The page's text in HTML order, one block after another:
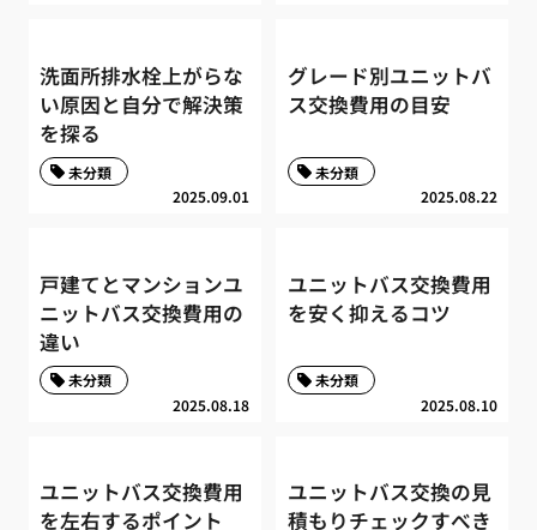
洗面所排水栓上がらな
い原因と自分で解決策
を探る
2025.09.01
未分類
グレード別ユニットバ
ス交換費用の目安
2025.08.22
未分類
戸建てとマンションユ
ニットバス交換費用の
違い
2025.08.18
未分類
ユニットバス交換費用
を安く抑えるコツ
2025.08.10
未分類
ユニットバス交換費用
を左右するポイント
ユニットバス交換の見
積もりチェックすべき